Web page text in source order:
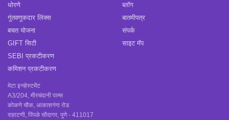
धोरणे
गुंतवणूकदार लिंक्स
बचत योजना
GIFT सिटी
SEBI प्रकटीकरण
कमिशन प्रकटीकरण
मेटा इन्व्हेस्टमेंट
A3/204, मीरचंदानी पाम्स
कोकणे चौक, आकाशगंगा रोड
राहाटणी, पिंपळे सौदागर, पुणे - 411017
ब्लॉग
बातमीपत्र
संपर्क
साइट मॅप